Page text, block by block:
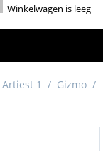
Winkelwagen is leeg
Artiest 1 / Gizmo /